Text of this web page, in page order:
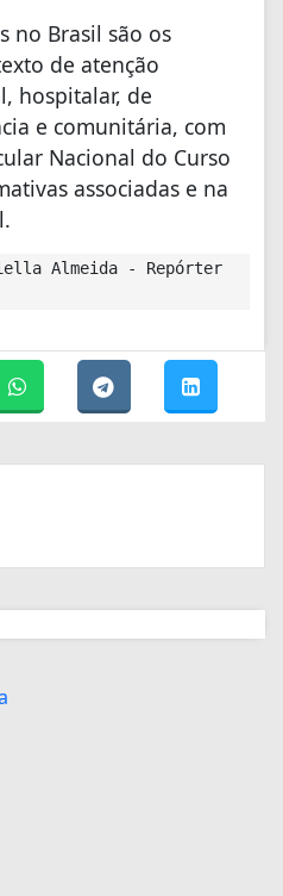
no Brasil são os
de atenção
hospitalar, de
e comunitária, com
Nacional do Curso
associadas e na
Almeida - Repórter